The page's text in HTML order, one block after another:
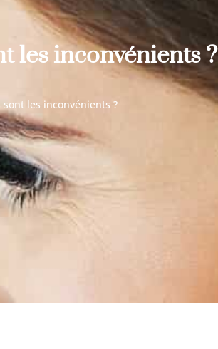
les inconvénients ?
les inconvénients ?